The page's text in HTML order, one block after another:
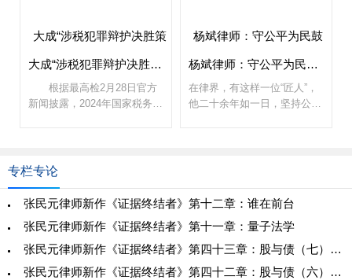
大成“涉税犯罪辩护决胜策略”研讨会在北京成功举办
根据最高检2月28日官方
新闻披露，2024年国家税务总
局、国家外汇管理局八部门联
杨斌律师：守公平为民鼓呼，捍正义信念如磐
在律界，有这样一位“匠人”，
他二十余年如一日，坚持公
专栏专论
张民元律师新作《证据终结者》第十二章：谁在前台
张民元律师新作《证据终结者》第十一章：量子法学
张民元律师新作《证据终结者》第四十三章：股与债（七）大哥
张民元律师新作《证据终结者》第四十二章：股与债（六）中国老板